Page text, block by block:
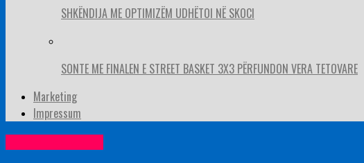
SHKËNDIJA ME OPTIMIZËM UDHËTOI NË SKOCI
SONTE ME FINALEN E STREET BASKET 3X3 PËRFUNDON VERA TETOVARE
Marketing
Impressum